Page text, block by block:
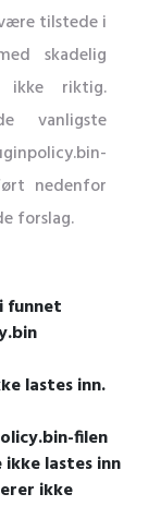
tilstede i
skadelig
ikke riktig.
vanligste
nedenfor
forslag.
funnet
lastes inn.
filen
lastes inn
ikke